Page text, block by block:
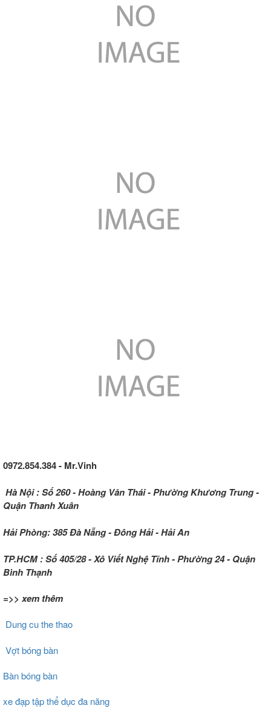
0972.854.384 - Mr.Vinh
Hà Nội : Số 260 - Hoàng Văn Thái - Phường Khương Trung -
Quận Thanh Xuân
Hải Phòng: 385 Đà Nẵng - Đông Hải - Hải An
TP.HCM : Số 405/28 - Xô Viết Nghệ Tĩnh - Phường 24 - Quận
Bình Thạnh
=>> xem thêm
Dung cu the thao
Vợt bóng bàn
Bàn bóng bàn
xe đạp tập thể dục đa năng